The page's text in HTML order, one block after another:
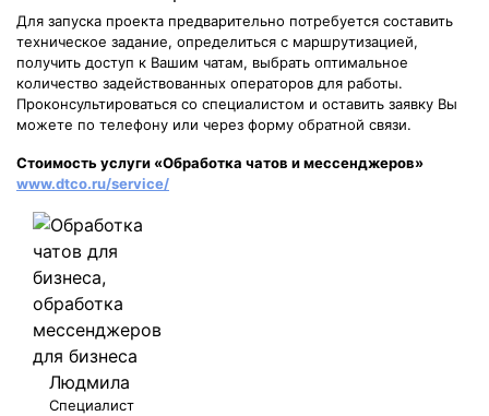
Для запуска проекта предварительно потребуется составить
техническое задание, определиться с маршрутизацией,
получить доступ к Вашим чатам, выбрать оптимальное
количество задействованных операторов для работы.
Проконсультироваться со специалистом и оставить заявку Вы
можете по телефону или через форму обратной связи.
Стоимость услуги «Обработка чатов и мессенджеров»
www.dtco.ru/service/
Людмила
Специалист